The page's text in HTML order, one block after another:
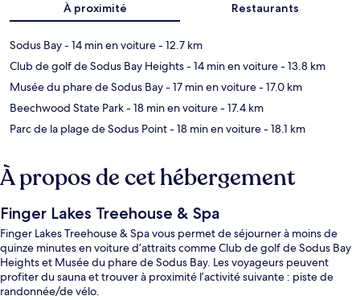
À proximité Restaurants
Sodus Bay- 14 min en voiture- 12.7 km
Club de golf de Sodus Bay Heights- 14 min en voiture- 13.8 km
Musée du phare de Sodus Bay- 17 min en voiture- 17.0 km
Beechwood State Park- 18 min en voiture- 17.4 km
Parc de la plage de Sodus Point- 18 min en voiture- 18.1 km
À propos de cet hébergement
Finger Lakes Treehouse & Spa
Finger Lakes Treehouse & Spa vous permet de séjourner à moins de
quinze minutes en voiture d’attraits comme Club de golf de Sodus Bay
Heights et Musée du phare de Sodus Bay. Les voyageurs peuvent
profiter du sauna et trouver à proximité l’activité suivante : piste de
randonnée/de vélo.